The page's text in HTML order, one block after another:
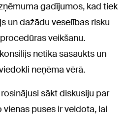
gadījumos, kad tiek
un dažādu veselības risku
veikšanu.
netika sasaukts un
neņēma vērā.
sākt diskusiju par
puses ir veidota, lai